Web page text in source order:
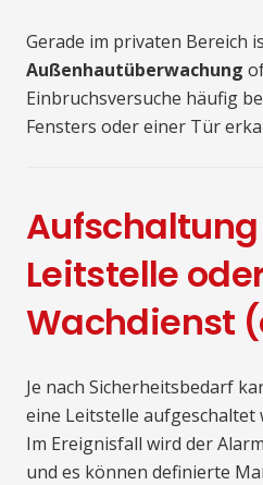
Gerade im privaten Bereich
Außenhautüberwachung
Einbruchsversuche häufig
Fensters oder einer Tür
Leitstelle
Wachdienst
Je nach Sicherheitsbedarf
eine Leitstelle aufgeschaltet
Im Ereignisfall wird der
und es können definierte